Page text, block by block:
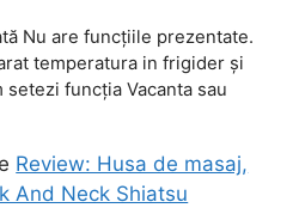
Nu are funcțiile prezentate.
temperatura in frigider și
setezi funcția Vacanta sau
Review: Husa de masaj,
And Neck Shiatsu